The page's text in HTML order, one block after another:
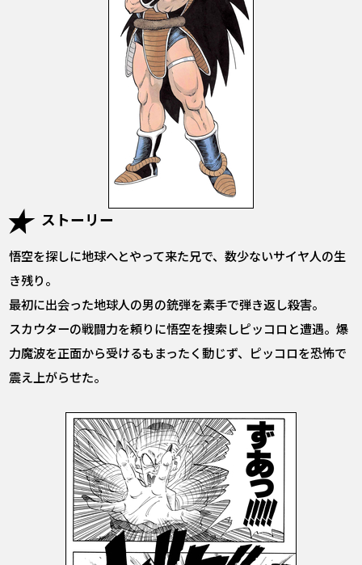
ストーリー
悟空を探しに地球へとやって来た兄で、数少ないサイヤ人の生
き残り。
最初に出会った地球人の男の銃弾を素手で弾き返し殺害。
スカウターの戦闘力を頼りに悟空を捜索しピッコロと遭遇。爆
力魔波を正面から受けるもまったく動じず、ピッコロを恐怖で
震え上がらせた。